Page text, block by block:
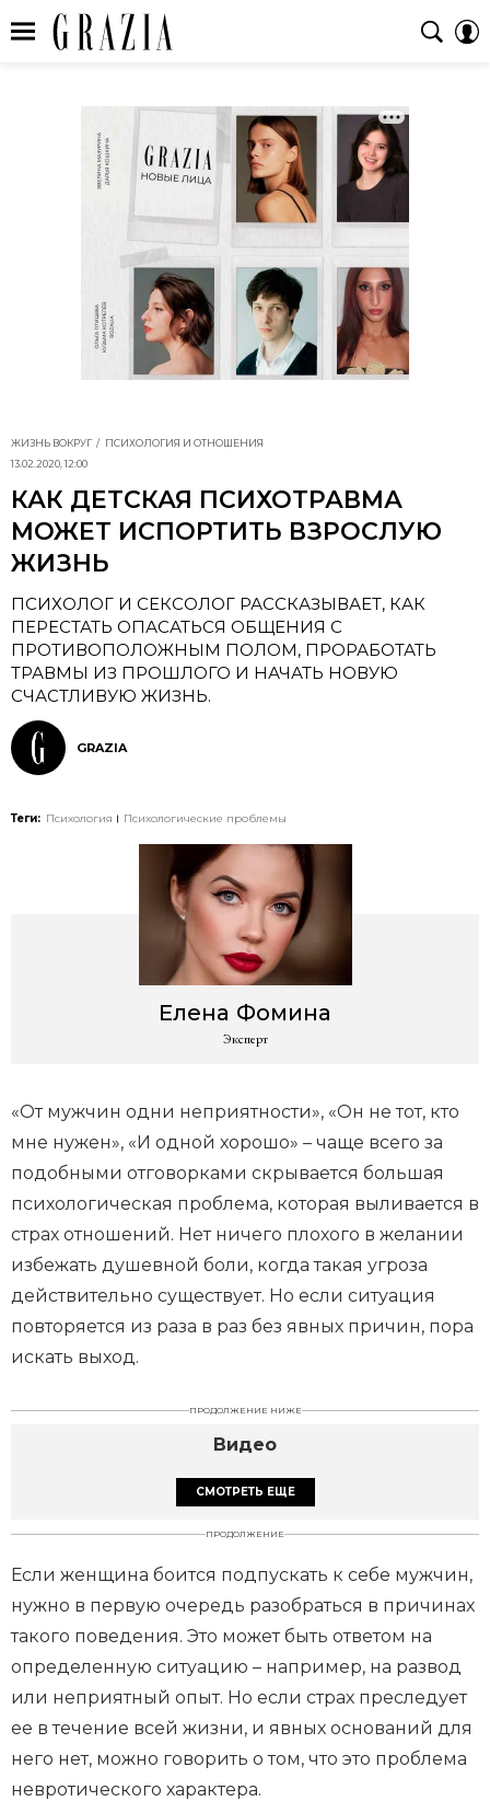
ЖИЗНЬ ВОКРУГ
ПСИХОЛОГИЯ И ОТНОШЕНИЯ
13.02.2020, 12:00
КАК ДЕТСКАЯ ПСИХОТРАВМА
МОЖЕТ ИСПОРТИТЬ ВЗРОСЛУЮ
ЖИЗНЬ
ПСИХОЛОГ И СЕКСОЛОГ РАССКАЗЫВАЕТ, КАК
ПЕРЕСТАТЬ ОПАСАТЬСЯ ОБЩЕНИЯ С
ПРОТИВОПОЛОЖНЫМ ПОЛОМ, ПРОРАБОТАТЬ
ТРАВМЫ ИЗ ПРОШЛОГО И НАЧАТЬ НОВУЮ
СЧАСТЛИВУЮ ЖИЗНЬ.
GRAZIA
Теги: Психология Психологические проблемы
Елена Фомина
Эксперт
«От мужчин одни неприятности», «Он не тот, кто
мне нужен», «И одной хорошо» – чаще всего за
подобными отговорками скрывается большая
психологическая проблема, которая выливается в
страх отношений. Нет ничего плохого в желании
избежать душевной боли, когда такая угроза
действительно существует. Но если ситуация
повторяется из раза в раз без явных причин, пора
искать выход.
ПРОДОЛЖЕНИЕ НИЖЕ
Видео
СМОТРЕТЬ ЕЩЕ
ПРОДОЛЖЕНИЕ
Если женщина боится подпускать к себе мужчин,
нужно в первую очередь разобраться в причинах
такого поведения. Это может быть ответом на
определенную ситуацию – например, на развод
или неприятный опыт. Но если страх преследует
ее в течение всей жизни, и явных оснований для
него нет, можно говорить о том, что это проблема
невротического характера.